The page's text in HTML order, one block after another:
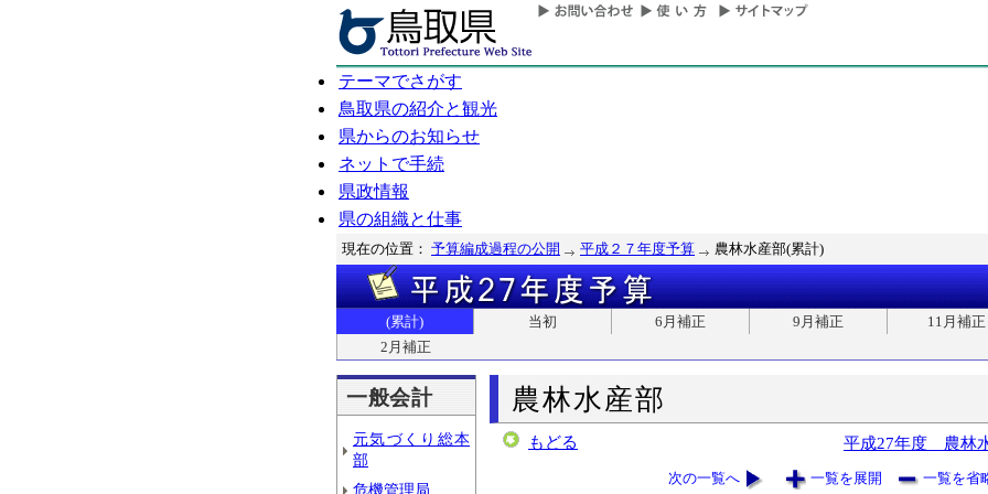
テーマでさがす
鳥取県の紹介と観光
県からのお知らせ
ネットで手続
県政情報
県の組織と仕事
現在の位置： 予算編成過程の公開 平成２７年度予算 農林水産部(累計)
(累計) 当初 6月補正 9月補正
11月補正
2月補正
一般会計
元気づくり総本
部
危機管理局
農林水産部
もどる 平成27年度 農林
次の一覧へ 一覧を展開 一覧を省